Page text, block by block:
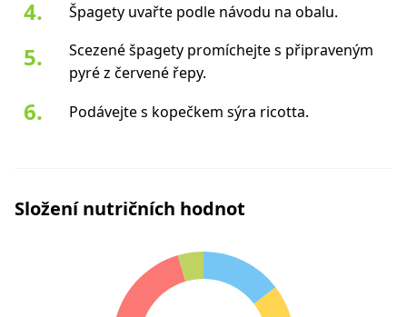
Špagety uvařte podle návodu na obalu.
Scezené špagety promíchejte s připraveným
pyré z červené řepy.
Podávejte s kopečkem sýra ricotta.
Složení nutričních hodnot